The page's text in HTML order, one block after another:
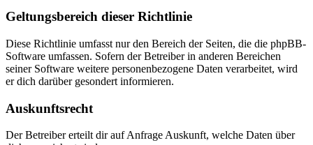
Geltungsbereich dieser Richtlinie
Diese Richtlinie umfasst nur den Bereich der Seiten, die die phpBB-
Software umfassen. Sofern der Betreiber in anderen Bereichen
seiner Software weitere personenbezogene Daten verarbeitet, wird
er dich darüber gesondert informieren.
Auskunftsrecht
Der Betreiber erteilt dir auf Anfrage Auskunft, welche Daten über